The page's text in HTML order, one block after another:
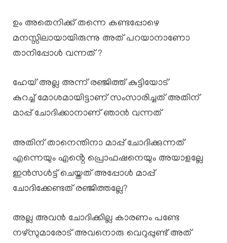
ഉം അതെനിക്ക് തന്നെ കണ്ടപ്പോഴെ
മനസ്സിലായായിരുന്നു അത് പറയാനാണോ
താനിപ്പോൾ വന്നത് ?
ഹേയ് അല്ല അന്ന് രഞ്ജിത്ത് കുട്ടിയോട്
കുറച്ച് മോശമായിട്ടാണ് സംസാരിച്ചത് അതിന്
മാപ്പ് ചോദിക്കാനാണ് ഞാൻ വന്നത്
അതിന് താനെന്തിനാ മാപ്പ് ചോദിക്കുന്നത്
എന്നെയും എൻ്റെ പ്രൊഫഷനെയും അയാളല്ലേ
ഇൻസൾട്ട് ചെയ്തത് അപ്പോൾ മാപ്പ്
ചോദിക്കേണ്ടത് രഞ്ജിത്തല്ലേ?
അല്ല അവൻ ചോദിക്കില്ല കാരണം പണ്ടേ
നഴ്സുമാരോട് അവനൊരു വെറുപ്പുണ്ട് അത്